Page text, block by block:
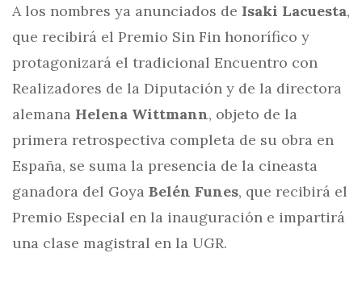
A los nombres ya anunciados de Isaki Lacuesta,
que recibirá el Premio Sin Fin honorífico y
protagonizará el tradicional Encuentro con
Realizadores de la Diputación y de la directora
alemana Helena Wittmann, objeto de la
primera retrospectiva completa de su obra en
España, se suma la presencia de la cineasta
ganadora del Goya Belén Funes, que recibirá el
Premio Especial en la inauguración e impartirá
una clase magistral en la UGR.